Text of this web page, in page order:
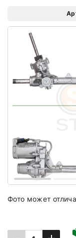
Фото может